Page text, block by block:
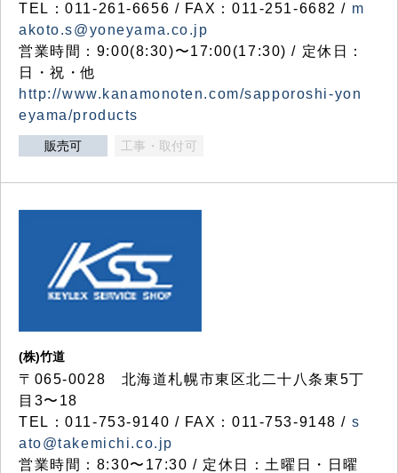
TEL：011-261-6656 / FAX：011-251-6682 / m
akoto.s@yoneyama.co.jp
営業時間：9:00(8:30)〜17:00(17:30) / 定休日：
日・祝・他
http://www.kanamonoten.com/sapporoshi-yon
eyama/products
販売可 工事・取付可
(株)竹道
〒065-0028 北海道札幌市東区北二十八条東5丁
目3〜18
TEL：011-753-9140 / FAX：011-753-9148 / s
ato@takemichi.co.jp
営業時間：8:30〜17:30 / 定休日：土曜日・日曜